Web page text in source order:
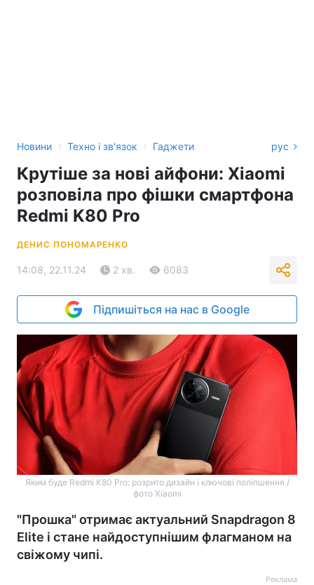
Новини › Техно і зв'язок › Гаджети рус
Крутіше за нові айфони: Xiaomi
розповіла про фішки смартфона
Redmi K80 Pro
ДЕНИС ПОНОМАРЕНКО
14:08, 22.11.24 2 хв. 6083
Підпишіться на нас в Google
Яким буде Redmi K80 Pro: розрито дизайн і ключові поліпшення /
фото Xiaomi
"Прошка" отримає актуальний Snapdragon 8
Elite і стане найдоступнішим флагманом на
свіжому чипі.
Реклама